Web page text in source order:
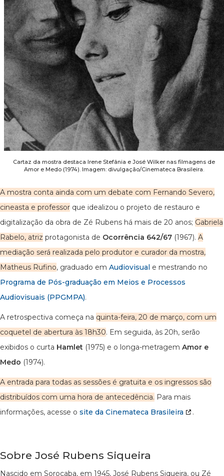
Cartaz da mostra destaca Irene Stefânia e José Wilker nas filmagens de
Amor e Medo (1974). Imagem: divulgação/Cinemateca Brasileira.
A mostra conta ainda com um debate com Fernando Severo,
cineasta e professor que idealizou o projeto de restauro e
digitalização da obra de Zé Rubens há mais de 20 anos; Gabriela
Rabelo, atriz protagonista de Ocorrência 642/67 (1967). A
mediação será realizada pelo produtor e curador da mostra,
Matheus Rufino, graduado em Audiovisual e mestrando no
Programa de Pós-graduação em Meios e Processos
Audiovisuais (PPGMPA).
A retrospectiva começa na quinta-feira, 20 de março, com um
coquetel de abertura às 18h30. Em seguida, às 20h, serão
exibidos o curta Hamlet (1975) e o longa-metragem Amor e
Medo (1974).
A entrada para todas as sessões é gratuita e os ingressos são
distribuídos com uma hora de antecedência. Para mais
informações, acesse o site da Cinemateca Brasileira .
Sobre José Rubens Siqueira
Nascido em Sorocaba, em 1945, José Rubens Siqueira, ou Zé